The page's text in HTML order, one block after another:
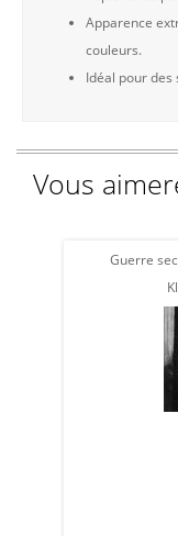
Apparence
couleurs.
Idéal pour
Vous
Guerre